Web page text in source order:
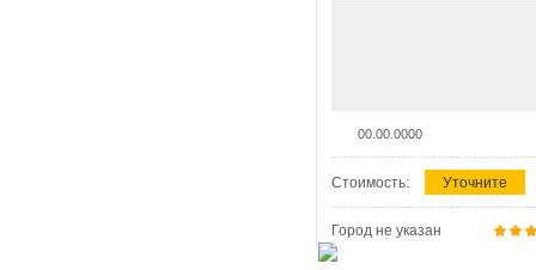
00.00.0000
Стоимость: Уточните
Город не указан